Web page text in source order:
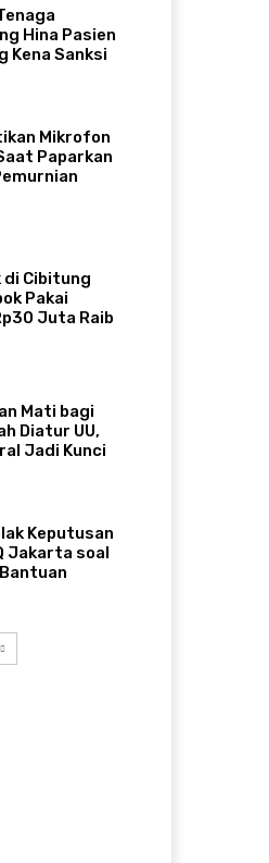
Hina Pasien
Kena Sanksi
Mikrofon
Paparkan
di Cibitung
Pakai
Juta Raib
Mati bagi
Diatur UU,
Jadi Kunci
Keputusan
Jakarta soal